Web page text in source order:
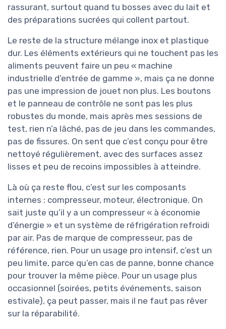
rassurant, surtout quand tu bosses avec du lait et
des préparations sucrées qui collent partout.
Le reste de la structure mélange inox et plastique
dur. Les éléments extérieurs qui ne touchent pas les
aliments peuvent faire un peu « machine
industrielle d’entrée de gamme », mais ça ne donne
pas une impression de jouet non plus. Les boutons
et le panneau de contrôle ne sont pas les plus
robustes du monde, mais après mes sessions de
test, rien n’a lâché, pas de jeu dans les commandes,
pas de fissures. On sent que c’est conçu pour être
nettoyé régulièrement, avec des surfaces assez
lisses et peu de recoins impossibles à atteindre.
Là où ça reste flou, c’est sur les composants
internes : compresseur, moteur, électronique. On
sait juste qu’il y a un compresseur « à économie
d’énergie » et un système de réfrigération refroidi
par air. Pas de marque de compresseur, pas de
référence, rien. Pour un usage pro intensif, c’est un
peu limite, parce qu’en cas de panne, bonne chance
pour trouver la même pièce. Pour un usage plus
occasionnel (soirées, petits événements, saison
estivale), ça peut passer, mais il ne faut pas rêver
sur la réparabilité.